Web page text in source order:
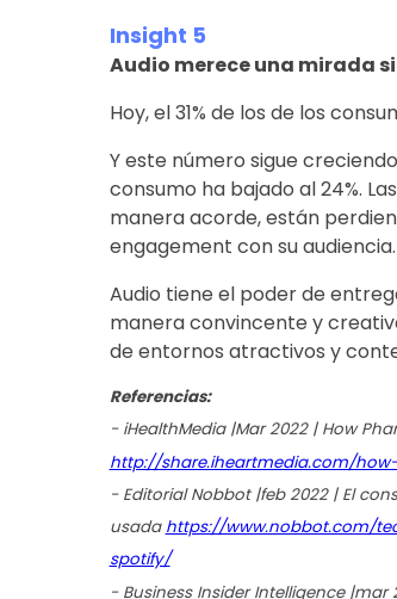
Insight 5
Audio merece una mirada
Hoy, el 31% de los de los
Y este número sigue
consumo ha bajado al 24%.
manera acorde, están
engagement con su audiencia.
Audio tiene el poder de
manera convincente y
de entornos atractivos y
Referencias:
- iHealthMedia |Mar 2022 | How
http://share.iheartmedia.com/
- Editorial Nobbot |feb 2022 | El
usada https://www.nobbot.com/
spotify/
- Business Insider Intelligence